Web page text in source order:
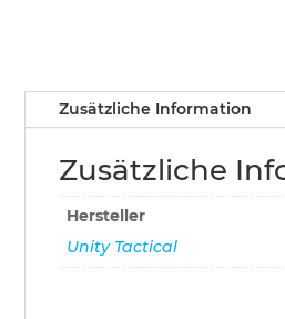
Zusätzliche Information
Zusätzliche
Hersteller
Unity Tactical